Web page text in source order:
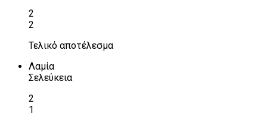
2
2
Τελικό αποτέλεσμα
Λαμία
Σελεύκεια
2
1